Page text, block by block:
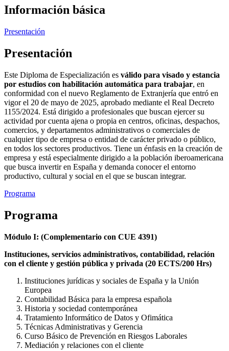
Información básica
Presentación
Presentación
Este Diploma de Especialización es válido para visado y estancia
por estudios con habilitación automática para trabajar, en
conformidad con el nuevo Reglamento de Extranjería que entró en
vigor el 20 de mayo de 2025, aprobado mediante el Real Decreto
1155/2024. Está dirigido a profesionales que buscan ejercer su
actividad por cuenta ajena o propia en centros, oficinas, despachos,
comercios, y departamentos administrativos o comerciales de
cualquier tipo de empresa o entidad de carácter privado o público,
en todos los sectores productivos. Tiene un énfasis en la creación de
empresa y está especialmente dirigido a la población iberoamericana
que busca invertir en España y demanda conocer el entorno
productivo, cultural y social en el que se buscan integrar.
Programa
Programa
Módulo I: (Complementario con CUE 4391)
Instituciones, servicios administrativos, contabilidad, relación
con el cliente y gestión pública y privada (20 ECTS/200 Hrs)
Instituciones jurídicas y sociales de España y la Unión
Europea
Contabilidad Básica para la empresa española
Historia y sociedad contemporánea
Tratamiento Informático de Datos y Ofimática
Técnicas Administrativas y Gerencia
Curso Básico de Prevención en Riesgos Laborales
Mediación y relaciones con el cliente